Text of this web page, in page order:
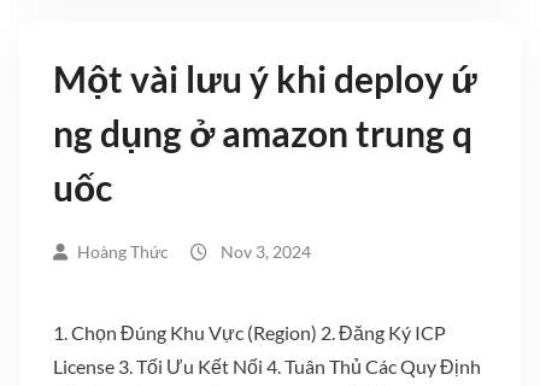
Một vài lưu ý khi deploy ứ
ng dụng ở amazon trung q
uốc
Hoàng Thức Nov 3, 2024
1. Chọn Đúng Khu Vực (Region) 2. Đăng Ký ICP
License 3. Tối Ưu Kết Nối 4. Tuân Thủ Các Quy Định